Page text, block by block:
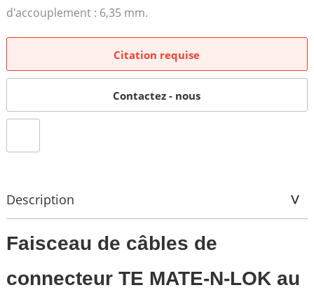
d'accouplement : 6,35 mm.
Citation requise
Contactez - nous
Description
Faisceau de câbles de
connecteur TE MATE-N-LOK au